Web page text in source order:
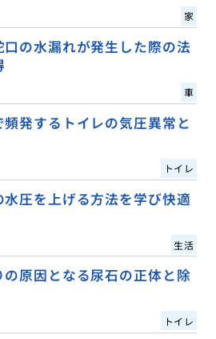
家
の水漏れが発生した際の法
車
発するトイレの気圧異常と
トイレ
圧を上げる方法を学び快適
生活
の原因となる尿石の正体と除
トイレ